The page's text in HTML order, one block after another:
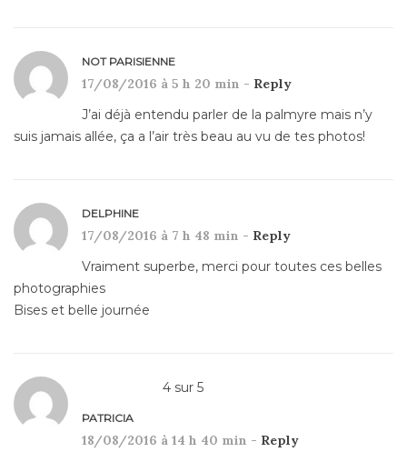
NOT PARISIENNE
17/08/2016 à 5 h 20 min - Reply
J’ai déjà entendu parler de la palmyre mais n’y
suis jamais allée, ça a l’air très beau au vu de tes photos!
DELPHINE
17/08/2016 à 7 h 48 min - Reply
Vraiment superbe, merci pour toutes ces belles
photographies
Bises et belle journée
4 sur 5
PATRICIA
18/08/2016 à 14 h 40 min - Reply